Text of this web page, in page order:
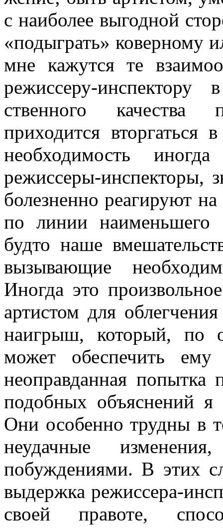
с наибо­лее выгодной
«подыграть» ко­верному
мне кажутся те
режиссеру-
ственного качества
приходится вторгать­ся
необходимость
режиссеры-инспекторы,
болезненно реагируют
по линии наименьшего
будто наше
вызывающие
Иногда это
арти­стом для
наигрыш, кото­рый, по
может обеспечить
неоправданная попытка
подобных объяснений
Они особенно трудны в
неудач­ные
побуждениями. В этих
выдержка режиссера-
своей правоте,